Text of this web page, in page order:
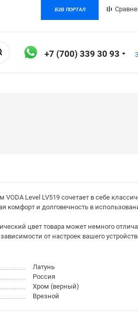
B2B ПОРТАЛ
+7 (700) 339 30 93
VODA Level LV519 сочетает в себе
комфорт и долговечность в
цвет товара может немного
от настроек вашего
Латунь
Россия
Хром (верный)
Врезной